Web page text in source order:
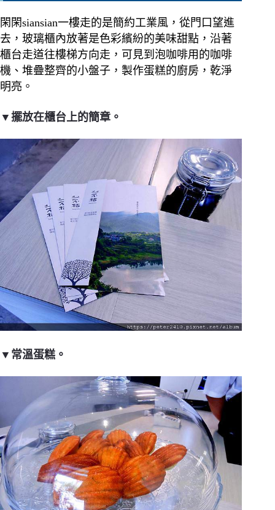
閑閑siansian一樓走的是簡約工業風，從門口望進
去，玻璃櫃內放著是色彩繽紛的美味甜點，沿著
櫃台走道往樓梯方向走，可見到泡咖啡用的咖啡
機、堆疊整齊的小盤子，製作蛋糕的廚房，乾淨
明亮。
▼擺放在櫃台上的簡章。
▼常溫蛋糕。